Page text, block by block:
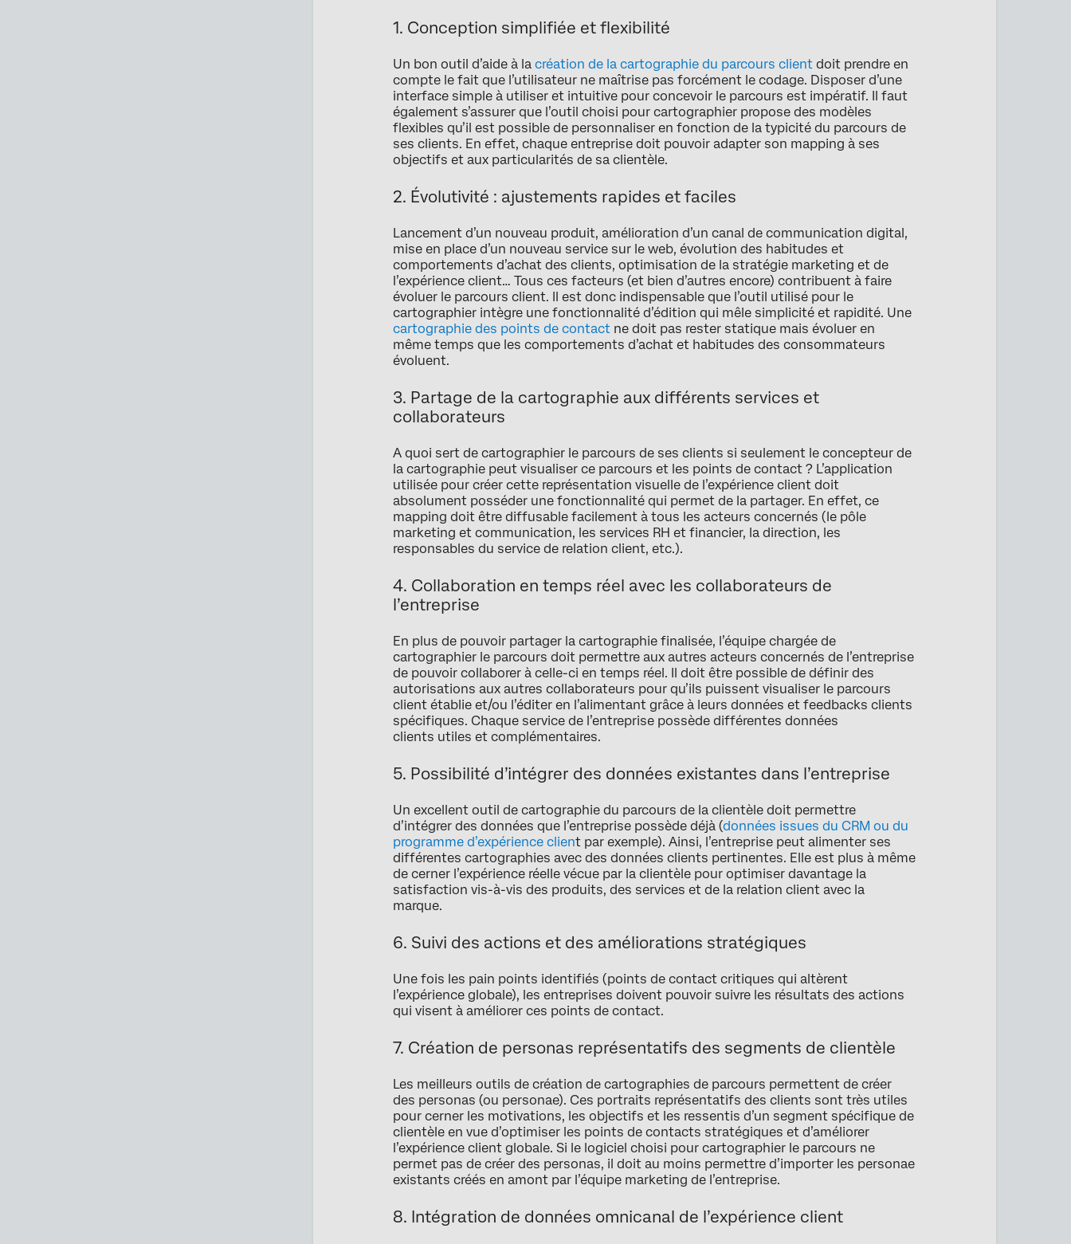
1. Conception simplifiée et flexibilité
Un bon outil d’aide à la création de la cartographie du parcours client doit prendre en
compte le fait que l’utilisateur ne maîtrise pas forcément le codage. Disposer d’une
interface simple à utiliser et intuitive pour concevoir le parcours est impératif. Il faut
également s’assurer que l’outil choisi pour cartographier propose des modèles
flexibles qu’il est possible de personnaliser en fonction de la typicité du parcours de
ses clients. En effet, chaque entreprise doit pouvoir adapter son mapping à ses
objectifs et aux particularités de sa clientèle.
2. Évolutivité : ajustements rapides et faciles
Lancement d’un nouveau produit, amélioration d’un canal de communication digital,
mise en place d’un nouveau service sur le web, évolution des habitudes et
comportements d’achat des clients, optimisation de la stratégie marketing et de
l’expérience client… Tous ces facteurs (et bien d’autres encore) contribuent à faire
évoluer le parcours client. Il est donc indispensable que l’outil utilisé pour le
cartographier intègre une fonctionnalité d’édition qui mêle simplicité et rapidité. Une
cartographie des points de contact ne doit pas rester statique mais évoluer en
même temps que les comportements d’achat et habitudes des consommateurs
évoluent.
3. Partage de la cartographie aux différents services et
collaborateurs
A quoi sert de cartographier le parcours de ses clients si seulement le concepteur de
la cartographie peut visualiser ce parcours et les points de contact ? L’application
utilisée pour créer cette représentation visuelle de l’expérience client doit
absolument posséder une fonctionnalité qui permet de la partager. En effet, ce
mapping doit être diffusable facilement à tous les acteurs concernés (le pôle
marketing et communication, les services RH et financier, la direction, les
responsables du service de relation client, etc.).
4. Collaboration en temps réel avec les collaborateurs de
l’entreprise
En plus de pouvoir partager la cartographie finalisée, l’équipe chargée de
cartographier le parcours doit permettre aux autres acteurs concernés de l’entreprise
de pouvoir collaborer à celle-ci en temps réel. Il doit être possible de définir des
autorisations aux autres collaborateurs pour qu’ils puissent visualiser le parcours
client établie et/ou l’éditer en l’alimentant grâce à leurs données et feedbacks clients
spécifiques. Chaque service de l’entreprise possède différentes données
clients utiles et complémentaires.
5. Possibilité d’intégrer des données existantes dans l’entreprise
Un excellent outil de cartographie du parcours de la clientèle doit permettre
d’intégrer des données que l’entreprise possède déjà (données issues du CRM ou du
programme d’expérience client par exemple). Ainsi, l’entreprise peut alimenter ses
différentes cartographies avec des données clients pertinentes. Elle est plus à même
de cerner l’expérience réelle vécue par la clientèle pour optimiser davantage la
satisfaction vis-à-vis des produits, des services et de la relation client avec la
marque.
6. Suivi des actions et des améliorations stratégiques
Une fois les pain points identifiés (points de contact critiques qui altèrent
l’expérience globale), les entreprises doivent pouvoir suivre les résultats des actions
qui visent à améliorer ces points de contact.
7. Création de personas représentatifs des segments de clientèle
Les meilleurs outils de création de cartographies de parcours permettent de créer
des personas (ou personae). Ces portraits représentatifs des clients sont très utiles
pour cerner les motivations, les objectifs et les ressentis d’un segment spécifique de
clientèle en vue d’optimiser les points de contacts stratégiques et d’améliorer
l’expérience client globale. Si le logiciel choisi pour cartographier le parcours ne
permet pas de créer des personas, il doit au moins permettre d’importer les personae
existants créés en amont par l’équipe marketing de l’entreprise.
8. Intégration de données omnicanal de l’expérience client